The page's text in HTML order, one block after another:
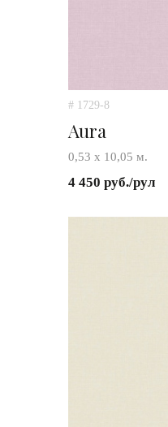
# 1729-8
Aura
0,53 х 10,05 м.
4 450 руб./рул